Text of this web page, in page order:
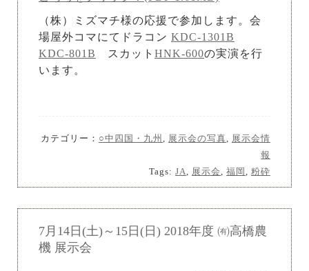
（株）ミズマチ様の応援で参加します。会
場屋外コマにてドラコン KDC-1301B
KDC-801B
スカット HNK-600の実演を行
います。
カテゴリー： ○中四国・九州 展示会の写真
展示会情
報
Tags: JA 展示会 福岡 粉砕
7月14日(土)～15日(日) 2018年度 ㈲高橋農
機 展示会